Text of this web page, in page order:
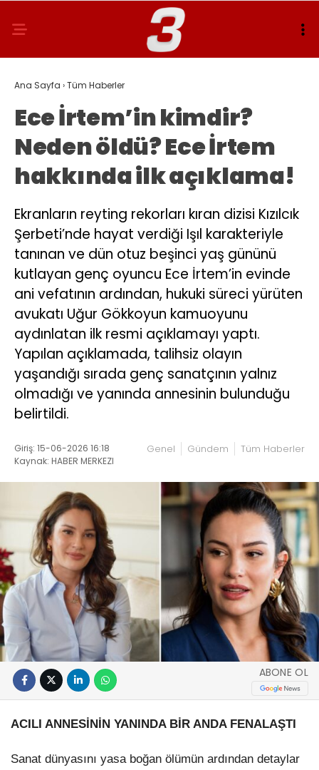
Ana Sayfa ›Tüm Haberler
Ece İrtem’in kimdir?
Neden öldü? Ece İrtem
hakkında ilk açıklama!
Ekranların reyting rekorları kıran dizisi Kızılcık
Şerbeti’nde hayat verdiği Işıl karakteriyle
tanınan ve dün otuz beşinci yaş gününü
kutlayan genç oyuncu Ece İrtem’in evinde
ani vefatının ardından, hukuki süreci yürüten
avukatı Uğur Gökkoyun kamuoyunu
aydınlatan ilk resmi açıklamayı yaptı.
Yapılan açıklamada, talihsiz olayın
yaşandığı sırada genç sanatçının yalnız
olmadığı ve yanında annesinin bulunduğu
belirtildi.
Giriş: 15-06-2026 16:18
Kaynak: HABER MERKEZI
Genel Gündem Tüm Haberler
ABONE OL
ACILI ANNESİNİN YANINDA BİR ANDA FENALAŞTI
Sanat dünyasını yasa boğan ölümün ardından detaylar